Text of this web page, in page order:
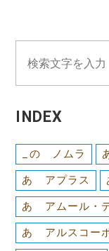
INDEX
_の ノムラ
あ アプラス
あ アムール・
あ アルスコー